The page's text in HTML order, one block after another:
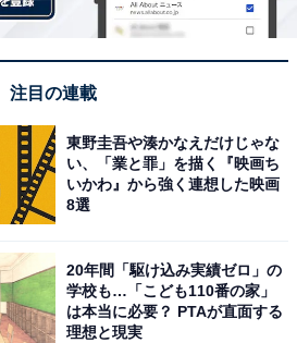
注目の連載
東野圭吾や湊かなえだけじゃな
い、「業と罪」を描く『映画ち
いかわ』から強く連想した映画
8選
20年間「駆け込み実績ゼロ」の
学校も…「こども110番の家」
は本当に必要？ PTAが直面する
理想と現実